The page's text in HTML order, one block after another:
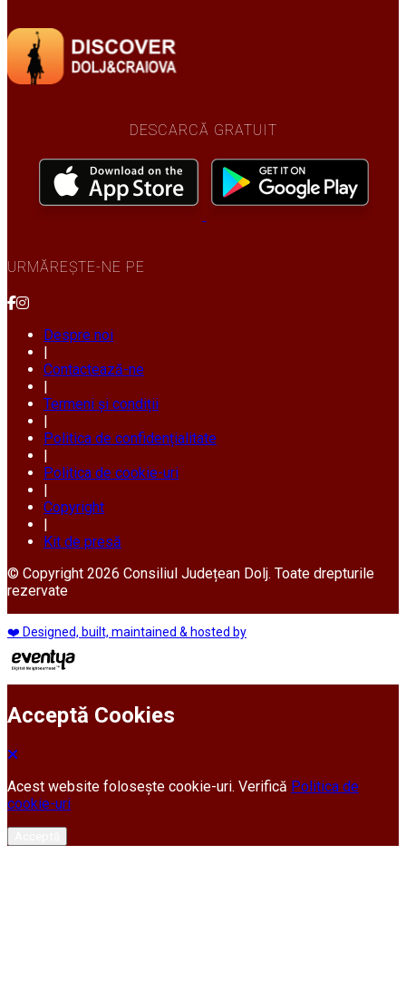
DESCARCĂ GRATUIT
URMĂREȘTE-NE PE
Despre noi
|
Contactează-ne
|
Termeni și condiții
|
Politica de confidențialitate
|
Politica de cookie-uri
|
Copyright
|
Kit de presă
© Copyright 2026 Consiliul Județean Dolj. Toate drepturile
rezervate
❤️ Designed, built, maintained & hosted by
Acceptă Cookies
Acest website folosește cookie-uri. Verifică Politica de
cookie-uri